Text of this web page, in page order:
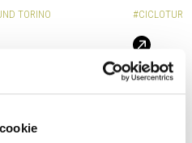
TORINO